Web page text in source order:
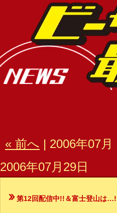
« 前へ | 2006年07
2006年07月29日
第12回配信中!!＆富士登山は